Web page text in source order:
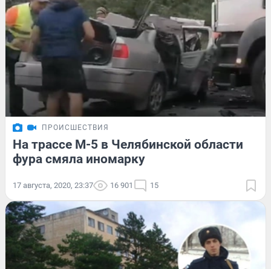
ПРОИСШЕСТВИЯ
На трассе М-5 в Челябинской области
фура смяла иномарку
17 августа, 2020, 23:37 16 901 15